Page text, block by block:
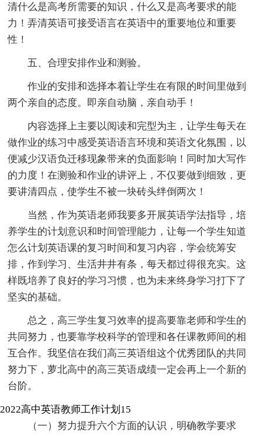
清什么是高考所需要的知识，什么又是高考要求的能
力！弄清英语可接受语言在英语中的重要地位和重要
性！
五、合理安排作业和测验。
作业的安排和选择本着让学生在有限的时间里做到
两个亲自的态度。即亲自动脑，亲自动手！
内容选择上主要以阅读和完型为主，让学生每天在
做作业的练习中感受英语语言环境和英语文化氛围，以
便减少汉语负迁移现象带来的负面影响！同时加大写作
的力度！在测验和作业的讲评上，不仅要做到细致，更
要讲清四点，使学生不被一块砖头绊倒两次！
当然，作为英语老师我要多开展英语学法指导，培
养学生的计划意识和时间管理能力，让每一个学生知道
怎么计划英语课的复习时间和复习内容，学会统筹安
排，作到学习、生活井井有条，每天都过得很充实。这
样既培养了良好的学习习惯，也为未来终身学习打下了
坚实的基础。
总之，高三学生复习效率的提高要靠老师和学生的
共同努力，也要靠学校科学的管理和各任课教师间的相
互合作。我坚信在我们高三英语组这个优秀团队的共同
努力下，萝北高中的高三英语成绩一定会再上一个新的
台阶。
2022高中英语教师工作计划15
（一）努力提升六个方面的认识，明确教学要求